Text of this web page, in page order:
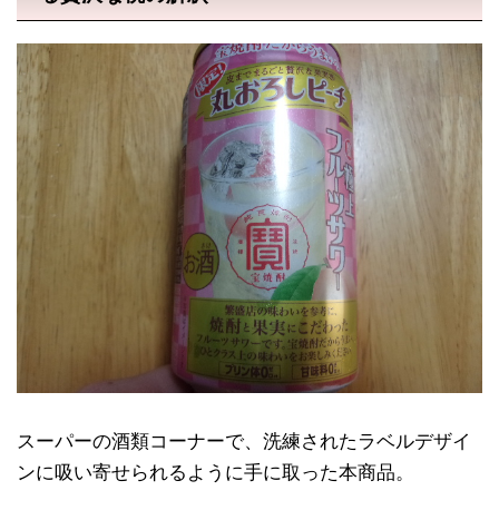
スーパーの酒類コーナーで、洗練されたラベルデザイ
ンに吸い寄せられるように手に取った本商品。